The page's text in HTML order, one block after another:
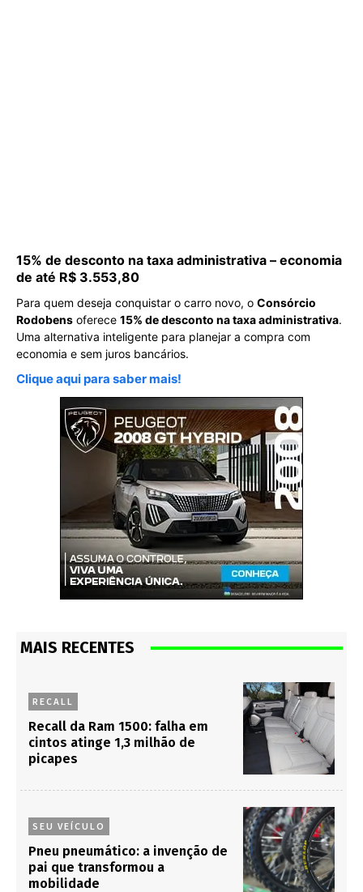
15% de desconto na taxa administrativa – economia
de até R$ 3.553,80
Para quem deseja conquistar o carro novo, o Consórcio
Rodobens oferece 15% de desconto na taxa administrativa.
Uma alternativa inteligente para planejar a compra com
economia e sem juros bancários.
Clique aqui para saber mais!
MAIS RECENTES
RECALL
Recall da Ram 1500: falha em
cintos atinge 1,3 milhão de
picapes
SEU VEÍCULO
Pneu pneumático: a invenção de
pai que transformou a
mobilidade